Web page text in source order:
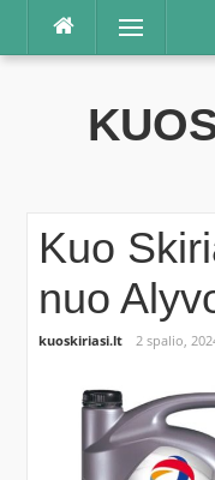
Praleisti
Meniu
Kuo
nuo
kuoskiriasi.lt 2 spalio,